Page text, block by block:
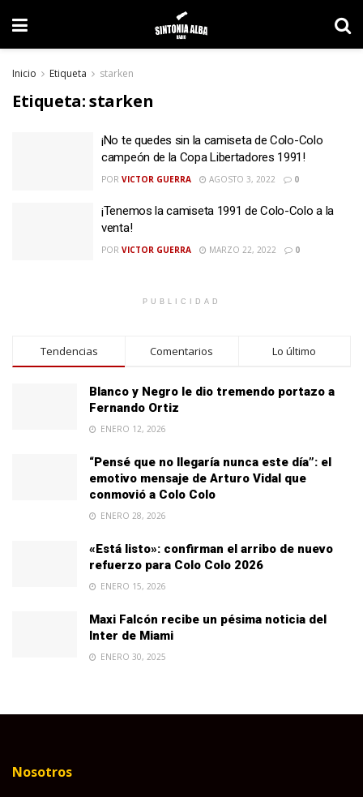
Inicio Etiqueta starken
Etiqueta:starken
¡No te quedes sin la camiseta de Colo-Colo
campeón de la Copa Libertadores 1991!
POR VICTOR GUERRA AGOSTO 3, 2022 0
¡Tenemos la camiseta 1991 de Colo-Colo a la
venta!
POR VICTOR GUERRA MARZO 22, 2022 0
PUBLICIDAD
Tendencias Comentarios Lo último
Blanco y Negro le dio tremendo portazo a
Fernando Ortiz
ENERO 12, 2026
“Pensé que no llegaría nunca este día”: el
emotivo mensaje de Arturo Vidal que
conmovió a Colo Colo
ENERO 28, 2026
«Está listo»: confirman el arribo de nuevo
refuerzo para Colo Colo 2026
ENERO 15, 2026
Maxi Falcón recibe un pésima noticia del
Inter de Miami
ENERO 30, 2025
Nosotros